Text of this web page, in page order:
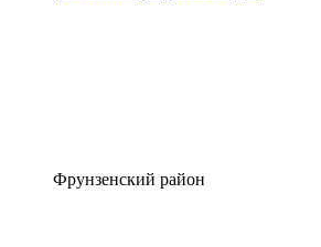
Фрунзенский район